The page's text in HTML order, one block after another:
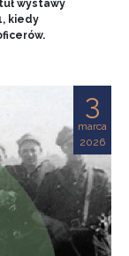
wystawy
kiedy
3
marca
2026